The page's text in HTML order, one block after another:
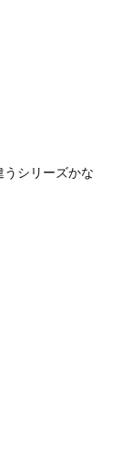
シリーズかな